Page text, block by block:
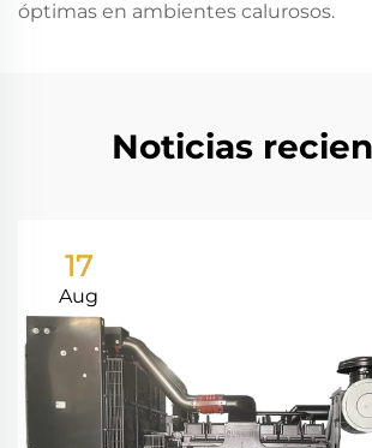
óptimas en ambientes calurosos.
Noticias
17
Aug